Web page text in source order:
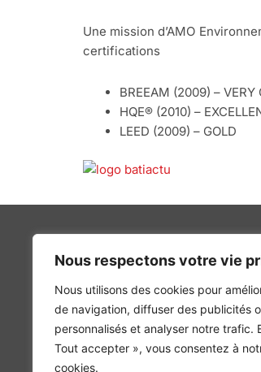
Nous respectons votre vie
Nous utilisons des cookies pour
de navigation, diffuser des publicités
personnalisés et analyser notre trafic.
Tout accepter », vous consentez à
cookies.
Une mission d’AMO
certifications
BREEAM (2009) – VERY
HQE® (2010) –
LEED (2009) – GOLD
INGÉNIERIE DE L’ÉNERGIE ET
CONCEVONS, ENSEMBLE,